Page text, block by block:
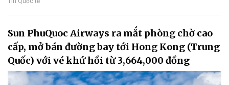
Sun PhuQuoc Airways ra mắt phòng chờ cao
cấp, mở bán đường bay tới Hong Kong (Trung
Quốc) với vé khứ hồi từ 3,664,000 đồng